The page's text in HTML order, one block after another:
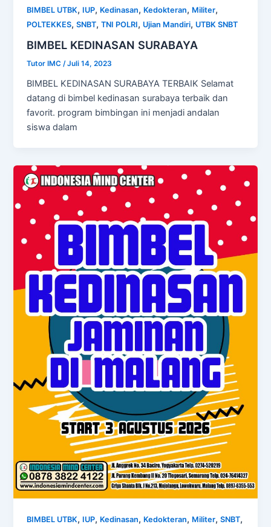
BIMBEL UTBK, IUP, Kedinasan, Kedokteran, Militer,
POLTEKKES,SNBT,TNI POLRI, Ujian Mandiri, UTBK SNBT
BIMBEL KEDINASAN SURABAYA
Tutor IMC/Juli 14, 2023
BIMBEL KEDINASAN SURABAYA TERBAIK Selamat
datang di bimbel kedinasan surabaya terbaik dan
favorit. program bimbingan ini menjadi andalan
siswa dalam
BIMBEL UTBK, IUP, Kedinasan, Kedokteran, Militer,SNBT,